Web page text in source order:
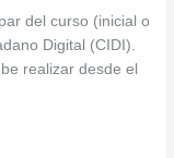
del curso (inicial o
Digital (CIDI).
realizar desde el